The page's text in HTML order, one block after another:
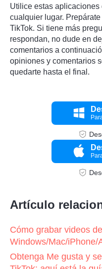
Utilice estas
cualquier lugar.
TikTok. Si tiene más
respondan, no dude en
comentarios a
opiniones y comentarios
quedarte hasta el final.
Artículo
Cómo grabar videos
Windows/Mac/iPhone/
Obtenga Me gusta y